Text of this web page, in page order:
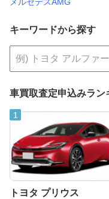
キーワードから探す
車買取査定申込みラン
トヨタ プリウス